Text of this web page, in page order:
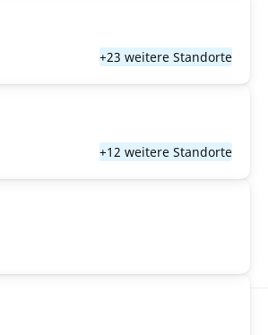
+23 weitere Standorte
+12 weitere Standorte